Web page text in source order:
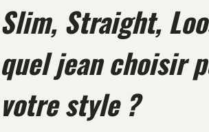
Slim, Straight,
quel jean choisir
votre style ?